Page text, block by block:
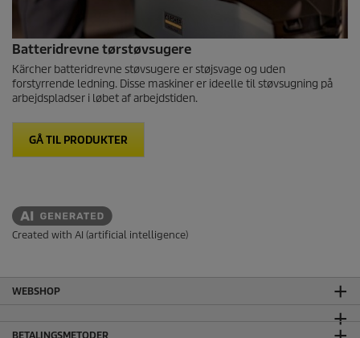
Batteridrevne tørstøvsugere
Kärcher batteridrevne støvsugere er støjsvage og uden
forstyrrende ledning. Disse maskiner er ideelle til støvsugning på
arbejdspladser i løbet af arbejdstiden.
GÅ TIL PRODUKTER
Created with AI (artificial intelligence)
WEBSHOP
BETALINGSMETODER